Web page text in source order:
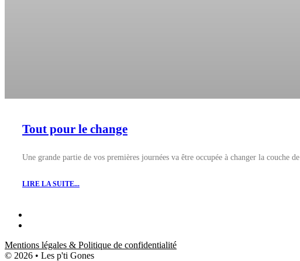
Tout pour le change
Une grande partie de vos premières journées va être occupée à changer la couche
LIRE LA SUITE...
Mentions légales & Politique de confidentialité
© 2026 • Les p'ti Gones